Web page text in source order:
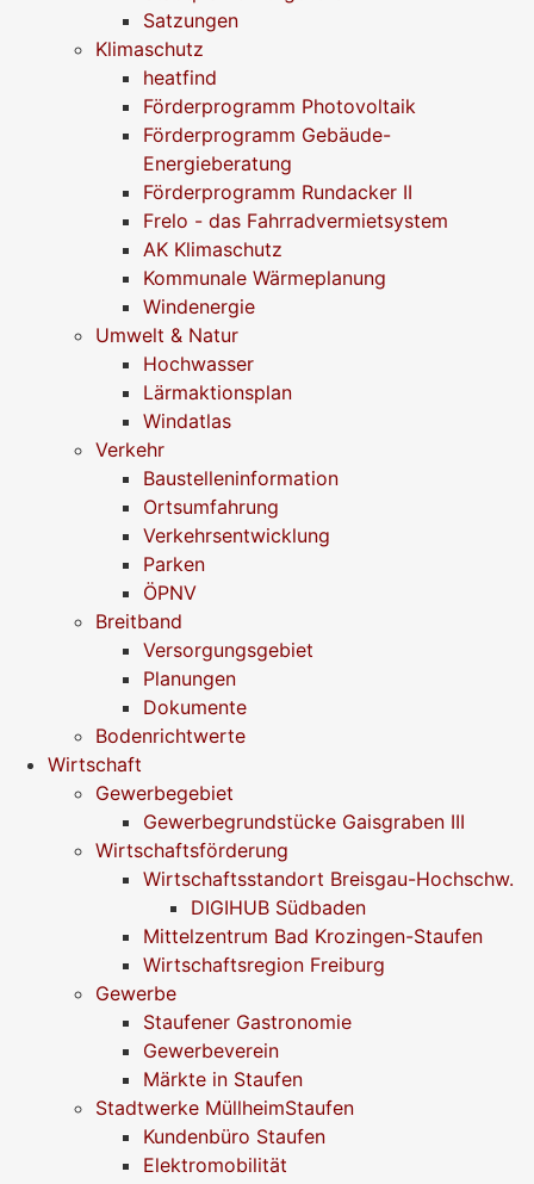
Satzungen
Klimaschutz
heatfind
Förderprogramm Photovoltaik
Förderprogramm Gebäude-
Energieberatung
Förderprogramm Rundacker II
Frelo - das Fahrradvermietsystem
AK Klimaschutz
Kommunale Wärmeplanung
Windenergie
Umwelt & Natur
Hochwasser
Lärmaktionsplan
Windatlas
Verkehr
Baustelleninformation
Ortsumfahrung
Verkehrsentwicklung
Parken
ÖPNV
Breitband
Versorgungsgebiet
Planungen
Dokumente
Bodenrichtwerte
Wirtschaft
Gewerbegebiet
Gewerbegrundstücke Gaisgraben III
Wirtschaftsförderung
Wirtschaftsstandort Breisgau-Hochschw.
DIGIHUB Südbaden
Mittelzentrum Bad Krozingen-Staufen
Wirtschaftsregion Freiburg
Gewerbe
Staufener Gastronomie
Gewerbeverein
Märkte in Staufen
Stadtwerke MüllheimStaufen
Kundenbüro Staufen
Elektromobilität